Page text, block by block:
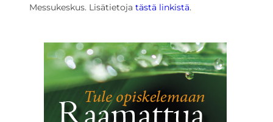
Messukeskus. Lisätietoja tästä linkistä.